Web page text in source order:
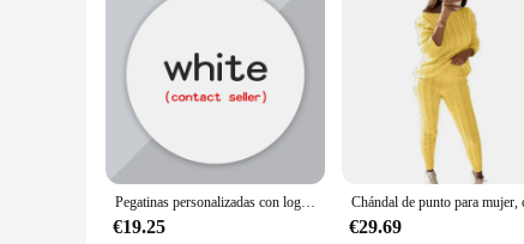
**Designed for Efficiency and Ease**
The Unidad de estado sólido PCIe® NVMe™ Value M 2
consumption means that your system's overall energy
grade PCB and NVMe M.2 SSD interface, this product
Pegatinas personalizadas con logotipo y nombre del negocio, etiquetas de agradecimiento para embalaje, Diseña tus propias pegatinas, 1000 Uds.
€19.25 €29.69